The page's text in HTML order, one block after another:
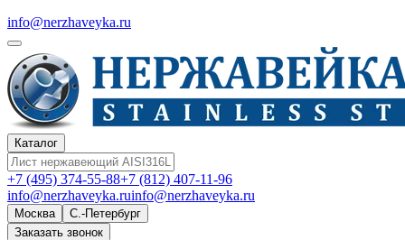
info@nerzhaveyka.ru
Каталог
+7 (495) 374-55-88+7 (812) 407-11-96
info@nerzhaveyka.ruinfo@nerzhaveyka.ru
Москва
С.-Петербург
Заказать звонок